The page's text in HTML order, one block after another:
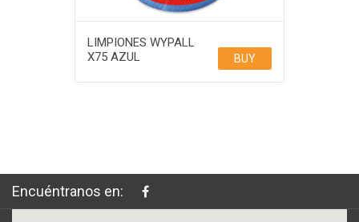
LIMPIONES WYPALL
X75 AZUL
BUY
Encuéntranos en: